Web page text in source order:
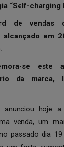
“Self-charging
de vendas
alcançado em
se este
da marca,
anunciou hoje a
venda, um
passado dia 19